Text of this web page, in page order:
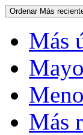
Ordenar Más
Más
Más